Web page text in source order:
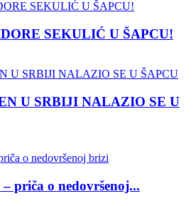
SEKULIĆ U ŠAPCU!
U SRBIJI NALAZIO SE U
priča o nedovršenoj...